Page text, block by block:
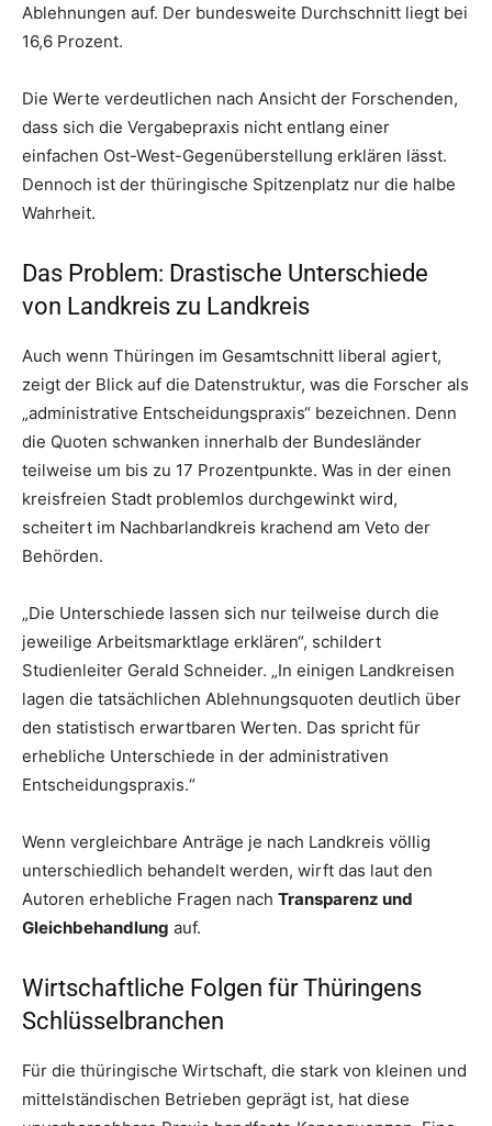
Ablehnungen auf. Der bundesweite Durchschnitt liegt bei
16,6 Prozent.
Die Werte verdeutlichen nach Ansicht der Forschenden,
dass sich die Vergabepraxis nicht entlang einer
einfachen Ost-West-Gegenüberstellung erklären lässt.
Dennoch ist der thüringische Spitzenplatz nur die halbe
Wahrheit.
Das Problem: Drastische Unterschiede
von Landkreis zu Landkreis
Auch wenn Thüringen im Gesamtschnitt liberal agiert,
zeigt der Blick auf die Datenstruktur, was die Forscher als
„administrative Entscheidungspraxis“ bezeichnen. Denn
die Quoten schwanken innerhalb der Bundesländer
teilweise um bis zu 17 Prozentpunkte. Was in der einen
kreisfreien Stadt problemlos durchgewinkt wird,
scheitert im Nachbarlandkreis krachend am Veto der
Behörden.
„Die Unterschiede lassen sich nur teilweise durch die
jeweilige Arbeitsmarktlage erklären“, schildert
Studienleiter Gerald Schneider. „In einigen Landkreisen
lagen die tatsächlichen Ablehnungsquoten deutlich über
den statistisch erwartbaren Werten. Das spricht für
erhebliche Unterschiede in der administrativen
Entscheidungspraxis.“
Wenn vergleichbare Anträge je nach Landkreis völlig
unterschiedlich behandelt werden, wirft das laut den
Autoren erhebliche Fragen nach Transparenz und
Gleichbehandlung auf.
Wirtschaftliche Folgen für Thüringens
Schlüsselbranchen
Für die thüringische Wirtschaft, die stark von kleinen und
mittelständischen Betrieben geprägt ist, hat diese